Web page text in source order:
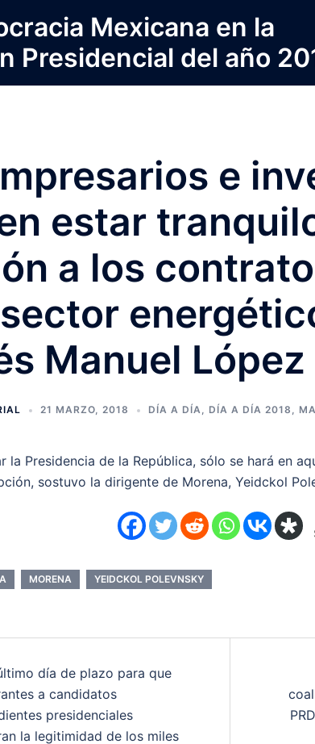
Mexicana en la
Presidencial del año
e
estar
a los
Manuel
21 MARZO, 2018 DÍA A DÍA, DÍA A DÍA 2018 ,
la Presidencia de la República, sólo se hará en
sostuvo la dirigente de Morena, Yeidckol
MORENA YEIDCKOL POLEVNSKY
día de plazo para que
a candidatos
presidenciales
la legitimidad de los miles